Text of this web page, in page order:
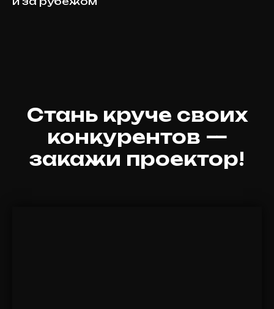
Стань круче своих
конкурентов —
закажи проектор!